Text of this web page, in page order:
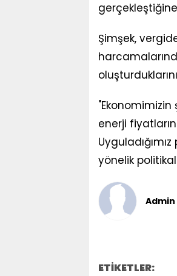
Şimşek,
"Ekonomimizin
enerji
yönelik
Admin
ETİKETLER: